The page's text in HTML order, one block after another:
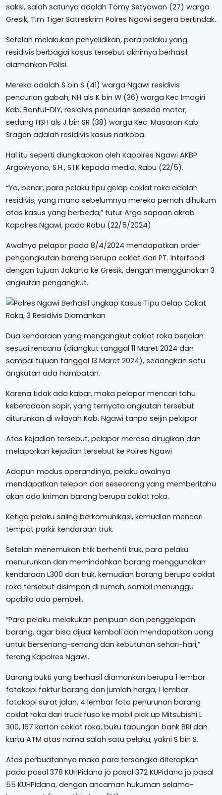
saksi, salah satunya adalah Tomy Setyawan (27) warga
Gresik, Tim Tiger Satreskrim Polres Ngawi segera bertindak.
Setelah melakukan penyelidikan, para pelaku yang
residivis berbagai kasus tersebut akhirnya berhasil
diamankan Polisi.
Mereka adalah S bin S (41) warga Ngawi residivis
pencurian gabah, NH als K bin W (36) warga Kec Imogiri
Kab. Bantul-DIY, residivis pencurian sepeda motor,
sedang HSH als J bin SR (38) warga Kec. Masaran Kab.
Sragen adalah residivis kasus narkoba.
Hal itu seperti diungkapkan oleh Kapolres Ngawi AKBP
Argowiyono, S.H., S.I.K kepada media, Rabu (22/5).
“Ya, benar, para pelaku tipu gelap coklat roka adalah
residivis, yang mana sebelumnya mereka pernah dihukum
atas kasus yang berbeda,” tutur Argo sapaan akrab
Kapolres Ngawi, pada Rabu (22/5/2024)
Awalnya pelapor pada 8/4/2024 mendapatkan order
pengangkutan barang berupa coklat dari PT. Interfood
dengan tujuan Jakarta ke Gresik, dengan menggunakan 3
angkutan pengangkut.
Dua kendaraan yang mengangkut coklat roka berjalan
sesuai rencana (diangkut tanggal 11 Maret 2024 dan
sampai tujuan tanggal 13 Maret 2024), sedangkan satu
angkutan ada hambatan.
Karena tidak ada kabar, maka pelapor mencari tahu
keberadaan sopir, yang ternyata angkutan tersebut
diturunkan di wilayah Kab. Ngawi tanpa seijin pelapor.
Atas kejadian tersebut, pelapor merasa dirugikan dan
melaporkan kejadian tersebut ke Polres Ngawi
Adapun modus operandinya, pelaku awalnya
mendapatkan telepon dari seseorang yang memberitahu
akan ada kiriman barang berupa coklat roka.
Ketiga pelaku saling berkomunikasi, kemudian mencari
tempat parkir kendaraan truk.
Setelah menemukan titik berhenti truk, para pelaku
menurunkan dan memindahkan barang menggunakan
kendaraan L300 dan truk, kemudian barang berupa coklat
roka tersebut disimpan di rumah, sambil menunggu
apabila ada pembeli.
“Para pelaku melakukan penipuan dan penggelapan
barang, agar bisa dijual kembali dan mendapatkan uang
untuk bersenang-senang dan kebutuhan sehari-hari,”
terang Kapolres Ngawi.
Barang bukti yang berhasil diamankan berupa 1 lembar
fotokopi faktur barang dan jumlah harga, 1 lembar
fotokopi surat jalan, 4 lembar foto penurunan barang
coklat roka dari truck fuso ke mobil pick up Mitsubishi L
300, 167 karton coklat roka, buku tabungan bank BRI dan
kartu ATM atas nama salah satu pelaku, yakni S bin S.
Atas perbuatannya maka para tersangka diterapkan
pada pasal 378 KUHPidana jo pasal 372 KUPidana jo pasal
55 KUHPidana, dengan ancaman hukuman selama-